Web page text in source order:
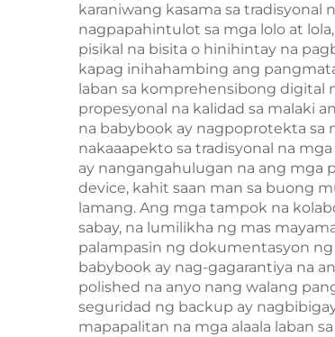
karaniwang kasama sa tradisyonal
nagpapahintulot sa mga lolo at
pisikal na bisita o hinihintay na
kapag inihahambing ang
laban sa komprehensibong digital
propesyonal na kalidad sa malaki
na babybook ay nagpoprotekta sa
nakaaapekto sa tradisyonal na
ay nangangahulugan na ang mga
device, kahit saan man sa buong
lamang. Ang mga tampok na
sabay, na lumilikha ng mas
palampasin ng dokumentasyon
babybook ay nag-gagarantiya na
polished na anyo nang walang
seguridad ng backup ay
mapapalitan na mga alaala laban